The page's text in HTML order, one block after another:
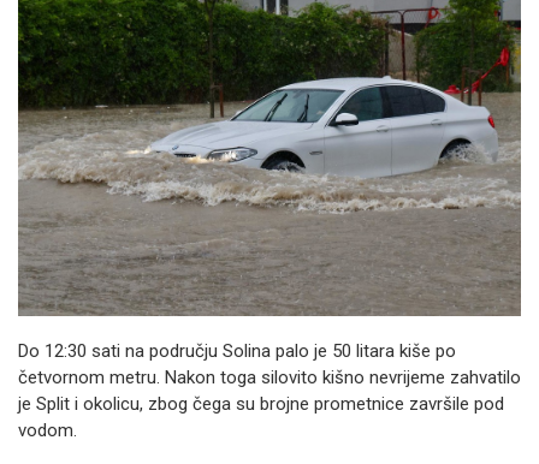
Do 12:30 sati na području Solina palo je 50 litara kiše po
četvornom metru. Nakon toga silovito kišno nevrijeme zahvatilo
je Split i okolicu, zbog čega su brojne prometnice završile pod
vodom.